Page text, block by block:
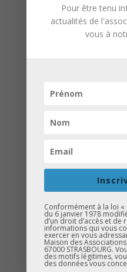
Rendez-vous
17h30 à la salle
Pour être tenu
actualités de
vous à
Conformément à la loi
du 6 janvier 1978
d’un droit d’accès et de
informations qui vous
exercer en vous
Maison des
67000 STRASBOURG.
des motifs légitimes,
des données vous